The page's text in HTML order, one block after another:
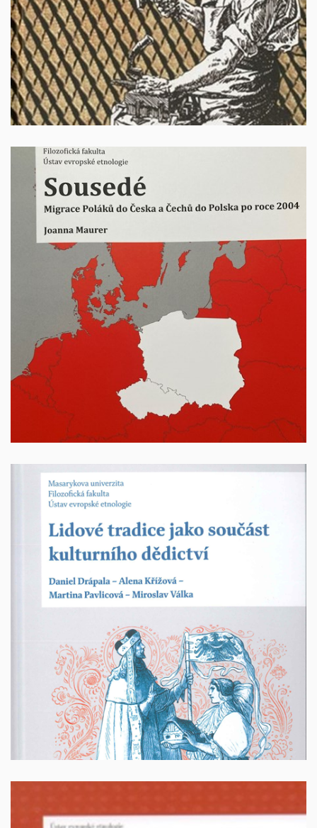
250 Kč
+ poštovné
Sousedé. Migrace Poláků do Česka a Čechů do
Polska po roce 2004
Autorka: Joanna Maurer, Brno 2022, 188 stran, ISBN
978-80-280-0116-2
250 Kč + poštovné
Lidové tradice jako součást kulturního dědictví
Autoři: Daniel Drápala – Alena Křížová – Martina
Pavlicová – Miroslav Válka, Brno: Masarykova
druhé, přepracované a rozšířené vydání
390 Kč + poštovné